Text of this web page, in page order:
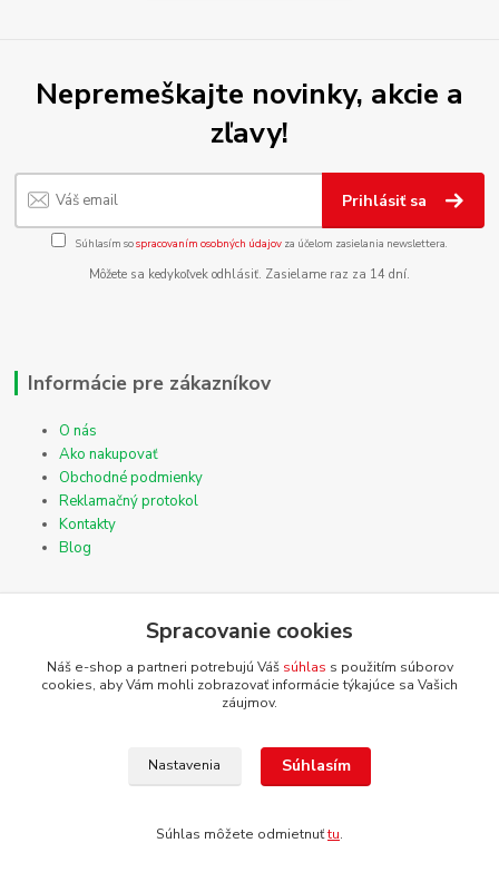
Nepremeškajte novinky, akcie a
zľavy!
Prihlásiť sa
Súhlasím sospracovaním osobných údajov za účelom zasielania newslettera.
Môžete sa kedykoľvek odhlásiť. Zasielame raz za 14 dní.
Informácie pre zákazníkov
O nás
Ako nakupovať
Obchodné podmienky
Reklamačný protokol
Kontakty
Blog
TOP kategórie
tlmiace a akustické materiály
multiroom a wireless
Kde nás nájdete
Spracovanie cookies
Náš e-shop a partneri potrebujú Váš súhlas s použitím súborov
cookies, aby Vám mohli zobrazovať informácie týkajúce sa Vašich
záujmov.
Nastavenia Súhlasím
Súhlas môžete odmietnuťtu.